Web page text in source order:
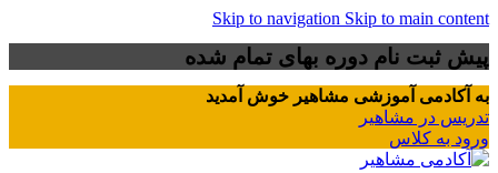
Skip to navigation Skip to main content
پیش ثبت نام دوره بهای تمام شده
به آکادمی آموزشی مشاهیر خوش آمدید
تدریس در مشاهیر
ورود به کلاس